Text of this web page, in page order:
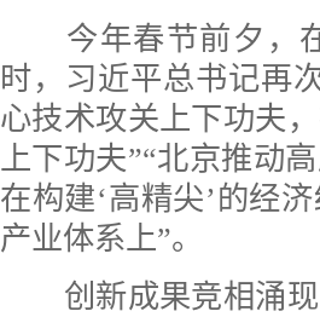
今年春节前夕，在
时，习近平总书记再
心技术攻关上下功夫
上下功夫”“北京推动
在构建‘高精尖’的经
产业体系上”。
创新成果竞相涌现